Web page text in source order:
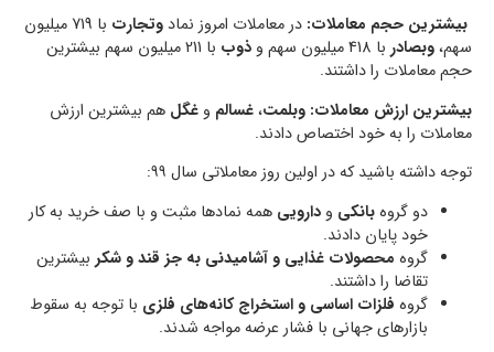
بیشترین حجم معاملات: در معاملات امروز نماد وتجارت
با 719 میلیون
سهم،وبصادر با 418 میلیون سهم و ذوب
با 211 میلیون سهم بیشترین
حجم معاملات را داشتند.
بیشترین ارزش معاملات: وبلمت،غسالم و غگل هم بیشترین ارزش
معاملات را به خود اختصاص دادند.
توجه داشته باشید که در اولین روز معاملاتی سال ۹۹:
دو گروهبانکی و دارویی همه نمادها مثبت و با صف خرید به کار
خود پایان دادند.
گروه محصولات غذایی و آشامیدنی به جز قند و شکر بیشترین
تقاضا را داشتند.
گروه فلزات اساسی و استخراج کانه‌های فلزی با توجه به سقوط
بازارهای جهانی با فشار عرضه مواجه شدند.